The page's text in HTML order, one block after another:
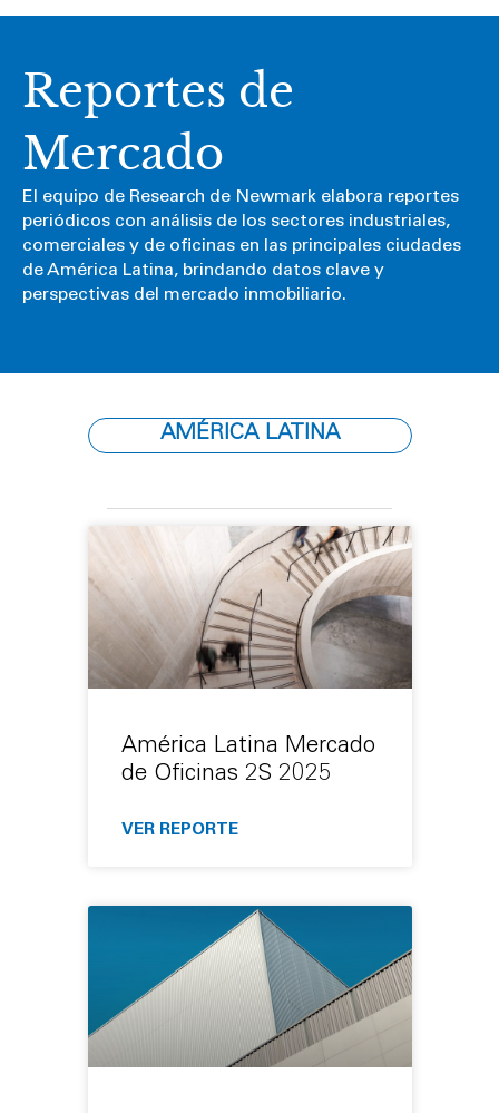
Reportes de
Mercado
El equipo de Research de Newmark elabora reportes
periódicos con análisis de los sectores industriales,
comerciales y de oficinas en las principales ciudades
de América Latina, brindando datos clave y
perspectivas del mercado inmobiliario.
AMÉRICA LATINA
América Latina Mercado
de Oficinas 2S 2025
VER REPORTE